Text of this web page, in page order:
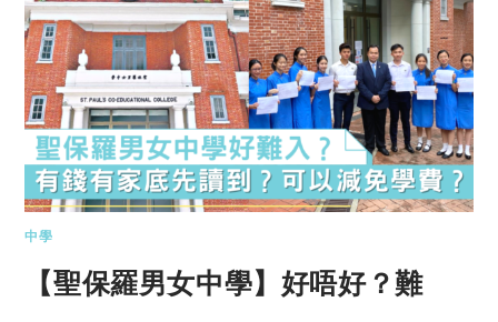
中學
【聖保羅男女中學】好唔好？難